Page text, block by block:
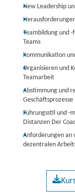
New Leadership
Teambildung und
Teams
Kommunikation
Organisieren und
Teamarbeit
Abstimmung und
Führungsstil und
Distanzen Der
Anforderungen
dezentralen